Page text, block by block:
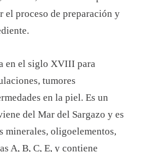
proceso de preparación y
en el siglo XVIII para
tumores
en la piel. Es un
del Mar del Sargazo y es
minerales, oligoelementos,
A, B, C, E, y contiene